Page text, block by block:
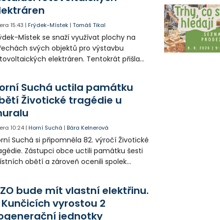
15:43 |Frýdek-Místek |Tomáš Tikal
Místek se snaží využívat plochy na
svých objektů pro výstavbu
elektráren. Tentokrát přišla
Suchá uctila památku
Životické tragédie u
10:24 |Horní Suchá |Bára Kelnerová
Suchá si připomněla 82. výročí Životické
Zástupci obce uctili památku šesti
obětí a zároveň ocenili spolek
bude mít vlastní elektřinu.
Kunčicích vyrostou 2
jednotky